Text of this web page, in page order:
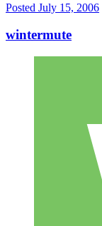
Posted July 15, 2006
wintermute